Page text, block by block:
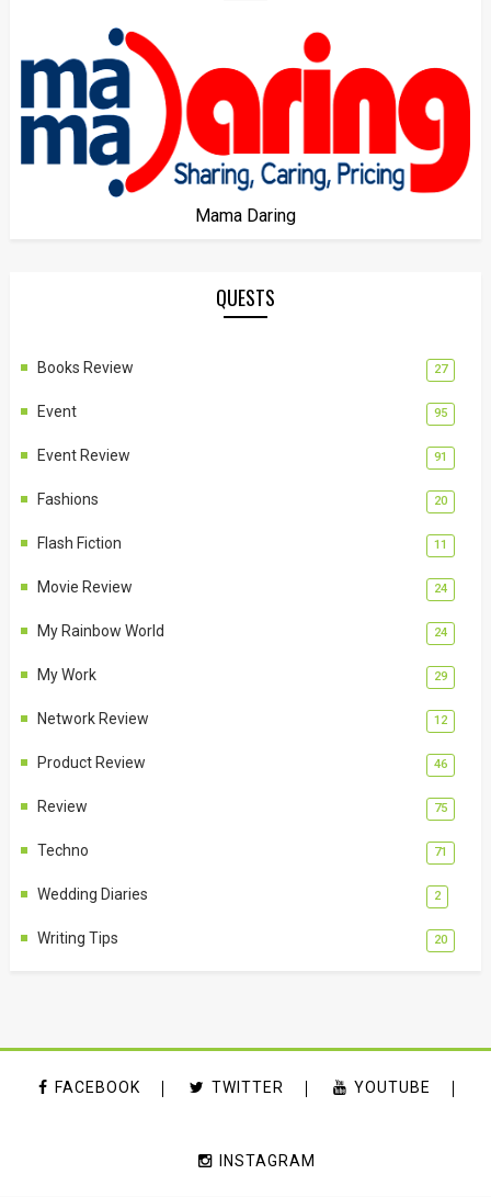
Mama Daring
QUESTS
Books Review 27
Event 95
Event Review 91
Fashions 20
Flash Fiction 11
Movie Review 24
My Rainbow World 24
My Work 29
Network Review 12
Product Review 46
Review 75
Techno 71
Wedding Diaries 2
Writing Tips 20
FACEBOOK TWITTER YOUTUBE
INSTAGRAM